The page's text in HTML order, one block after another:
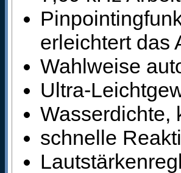
erleichtert das
Wahlweise
Ultra-
Wasserdichte,
schnelle